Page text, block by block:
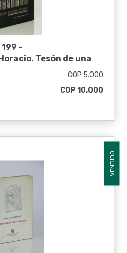
199 -
Tesón de una
Basílica de Manizales
COP 5.000
COP 10.000
VENDIDO